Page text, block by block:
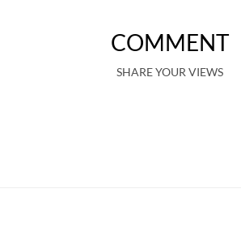
COMMENT
SHARE YOUR VIEWS